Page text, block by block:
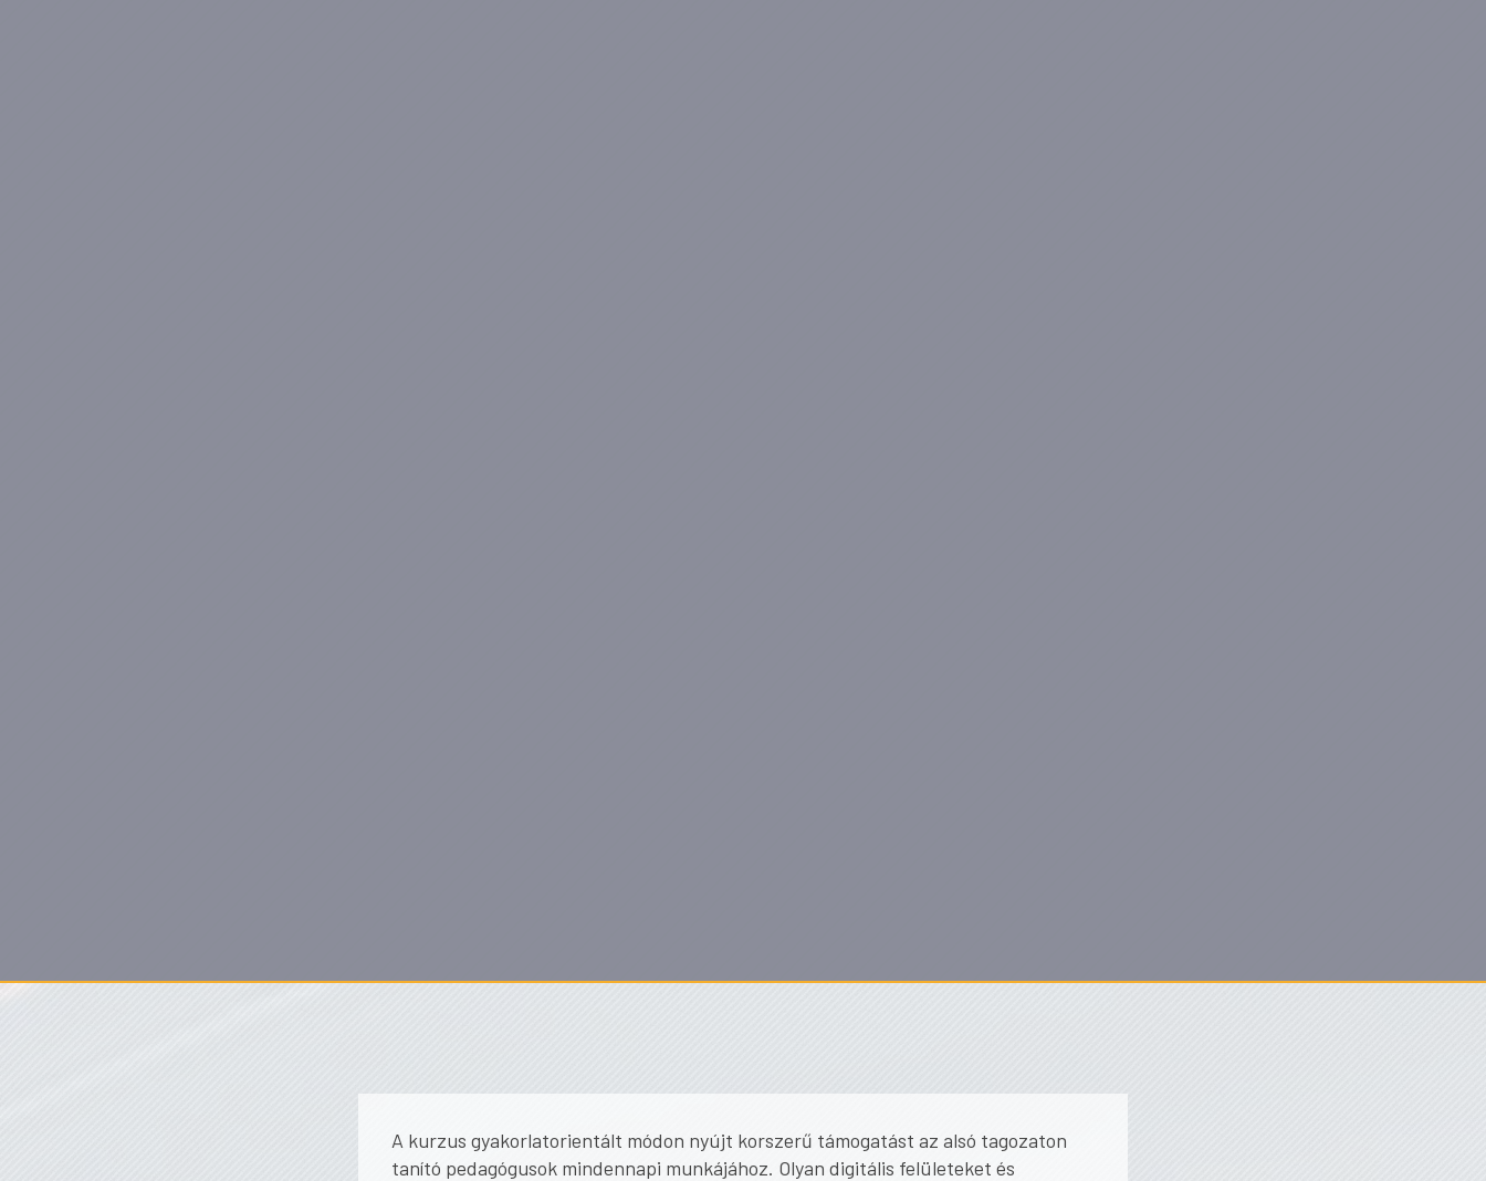
A kurzus gyakorlatorientált módon nyújt korszerű támogatást az alsó tagozaton
tanító pedagógusok mindennapi munkájához. Olyan digitális felületeket és